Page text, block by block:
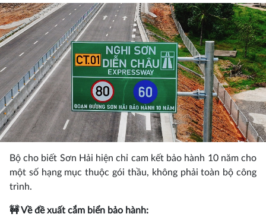
Bộ cho biết Sơn Hải hiện chỉ cam kết bảo hành 10 năm cho
một số hạng mục thuộc gói thầu, không phải toàn bộ công
trình.
🚧 Về đề xuất cắm biển bảo hành: